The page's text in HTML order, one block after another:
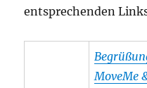
entsprechenden
MoveMe